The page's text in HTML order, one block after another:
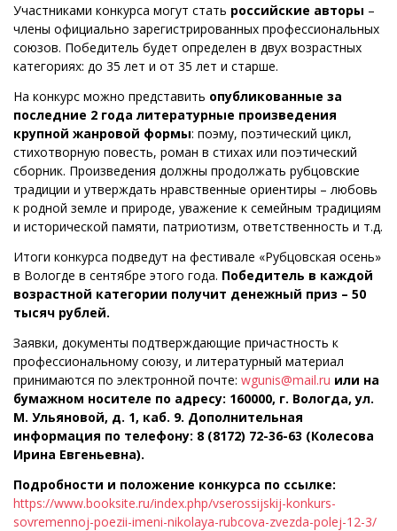
Участниками конкурса могут стать российские авторы –
члены официально зарегистрированных профессиональных
союзов. Победитель будет определен в двух возрастных
категориях: до 35 лет и от 35 лет и старше.
На конкурс можно представить опубликованные за
последние 2 года литературные произведения
крупной жанровой формы: поэму, поэтический цикл,
стихотворную повесть, роман в стихах или поэтический
сборник. Произведения должны продолжать рубцовские
традиции и утверждать нравственные ориентиры – любовь
к родной земле и природе, уважение к семейным традициям
и исторической памяти, патриотизм, ответственность и т.д.
Итоги конкурса подведут на фестивале «Рубцовская осень»
в Вологде в сентябре этого года. Победитель в каждой
возрастной категории получит денежный приз – 50
тысяч рублей.
Заявки, документы подтверждающие причастность к
профессиональному союзу, и литературный материал
принимаются по электронной почте: wgunis@mail.ru или на
бумажном носителе по адресу: 160000, г. Вологда, ул.
М. Ульяновой, д. 1, каб. 9. Дополнительная
информация по телефону: 8 (8172) 72-36-63 (Колесова
Ирина Евгеньевна).
Подробности и положение конкурса по ссылке:
https://www.booksite.ru/index.php/vserossijskij-konkurs-
sovremennoj-poezii-imeni-nikolaya-rubcova-zvezda-polej-12-3/